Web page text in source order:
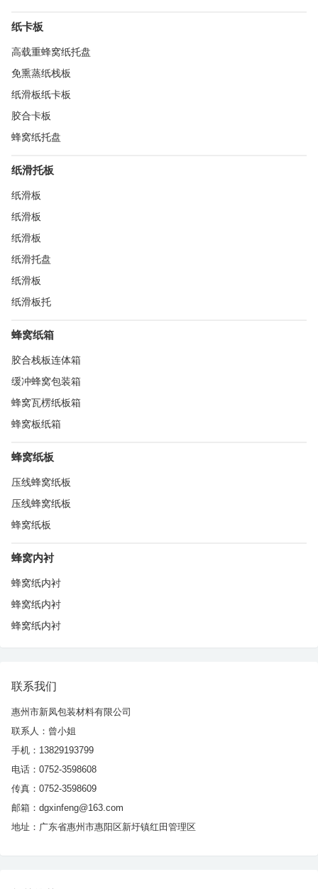
纸卡板
高载重蜂窝纸托盘
免熏蒸纸栈板
纸滑板纸卡板
胶合卡板
蜂窝纸托盘
纸滑托板
纸滑板
纸滑板
纸滑板
纸滑托盘
纸滑板
纸滑板托
蜂窝纸箱
胶合栈板连体箱
缓冲蜂窝包装箱
蜂窝瓦楞纸板箱
蜂窝板纸箱
蜂窝纸板
压线蜂窝纸板
压线蜂窝纸板
蜂窝纸板
蜂窝内衬
蜂窝纸内衬
蜂窝纸内衬
蜂窝纸内衬
联系我们
惠州市新凤包装材料有限公司
联系人：曾小姐
手机：13829193799
电话：0752-3598608
传真：0752-3598609
邮箱：dgxinfeng@163.com
地址：广东省惠州市惠阳区新圩镇红田管理区